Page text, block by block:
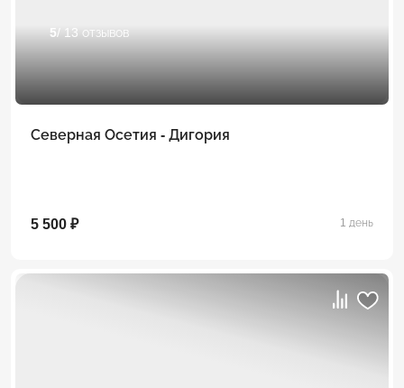
5/ 13 отзывов
Северная Осетия - Дигория
5 500 ₽ 1 день